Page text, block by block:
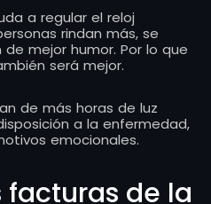
a regular el reloj
rindan más, se
mejor humor. Por lo que
será mejor.
de más horas de luz
a la enfermedad,
emocionales.
facturas de la